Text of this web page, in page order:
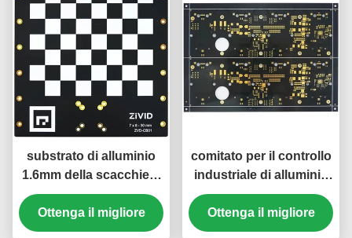
substrato di alluminio
1.6mm della scacchiera
del PWB del PWB
parteggiato doppio 2w
Ottenga il migliore
comitato per il controllo
industriale di alluminio
del bordo 1.6mm ENIG
del PWB della base 20z
Ottenga il migliore